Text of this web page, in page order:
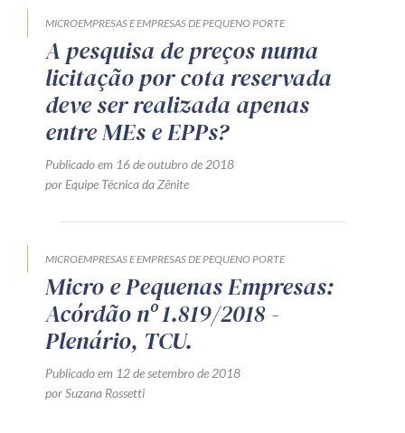
MICROEMPRESAS E EMPRESAS DE PEQUENO PORTE
A pesquisa de preços numa
licitação por cota reservada
deve ser realizada apenas
entre MEs e EPPs?
Publicado em 16 de outubro de 2018
por Equipe Técnica da Zênite
MICROEMPRESAS E EMPRESAS DE PEQUENO PORTE
Micro e Pequenas Empresas:
Acórdão nº 1.819/2018 -
Plenário, TCU.
Publicado em 12 de setembro de 2018
por Suzana Rossetti